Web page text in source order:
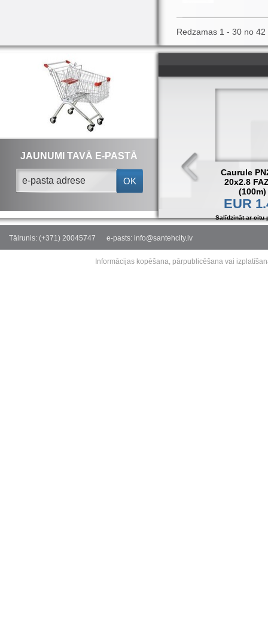
Redzamas 1 - 30 no 42
JAUNUMI TAVĀ E-PASTĀ
OK
Caurule
20x2.8
(100m)
EUR
Salīdzināt ar citu
Tālrunis: (+371) 20045747 e-pasts: info@santehcity.lv
Informācijas kopēšana, pārpublicēšana vai